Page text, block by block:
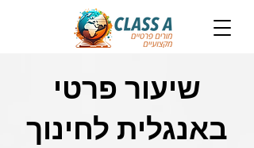
שיעור פרטי
באנגלית לחינוך